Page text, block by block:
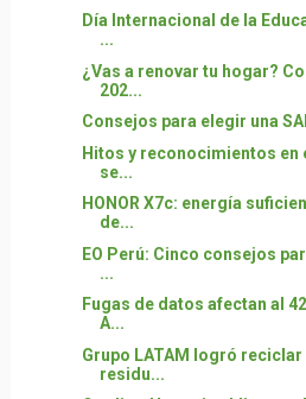
Día Internacional de la
...
¿Vas a renovar tu hogar?
202...
Consejos para elegir una
Hitos y reconocimientos en
se...
HONOR X7c: energía
de...
EO Perú: Cinco consejos
...
Fugas de datos afectan al
A...
Grupo LATAM logró
residu...